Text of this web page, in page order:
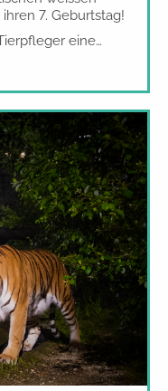
7. Geburtstag!
eine…